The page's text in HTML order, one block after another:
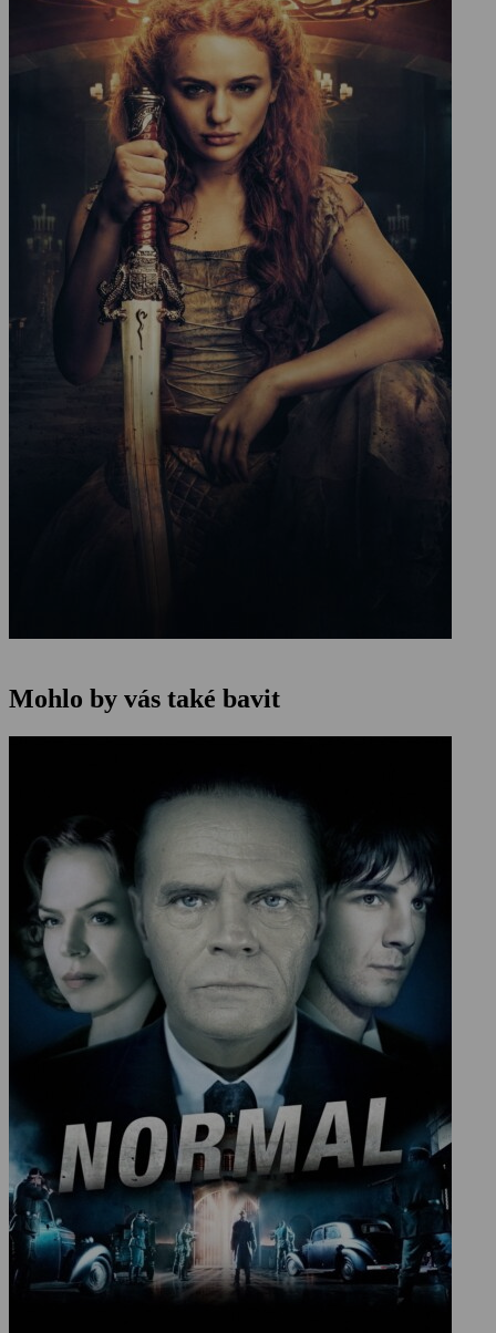
Mohlo by vás také bavit